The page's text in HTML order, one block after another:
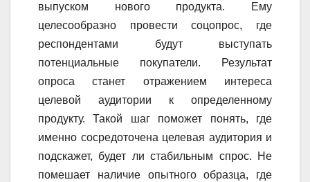
выпуском нового продукта. Ему
целесообразно провести соцопрос, где
респондентами будут выступать
потенциальные покупатели. Результат
опроса станет отражением интереса
целевой аудитории к определенному
продукту. Такой шаг поможет понять, где
именно сосредоточена целевая аудитория и
подскажет, будет ли стабильным спрос. Не
помешает наличие опытного образца, где